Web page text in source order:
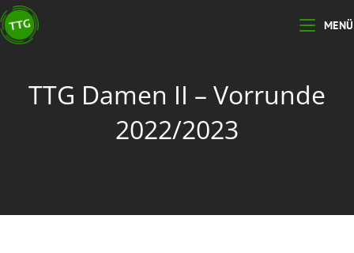
MENÜ
TTG Damen II – Vorrunde
2022/2023